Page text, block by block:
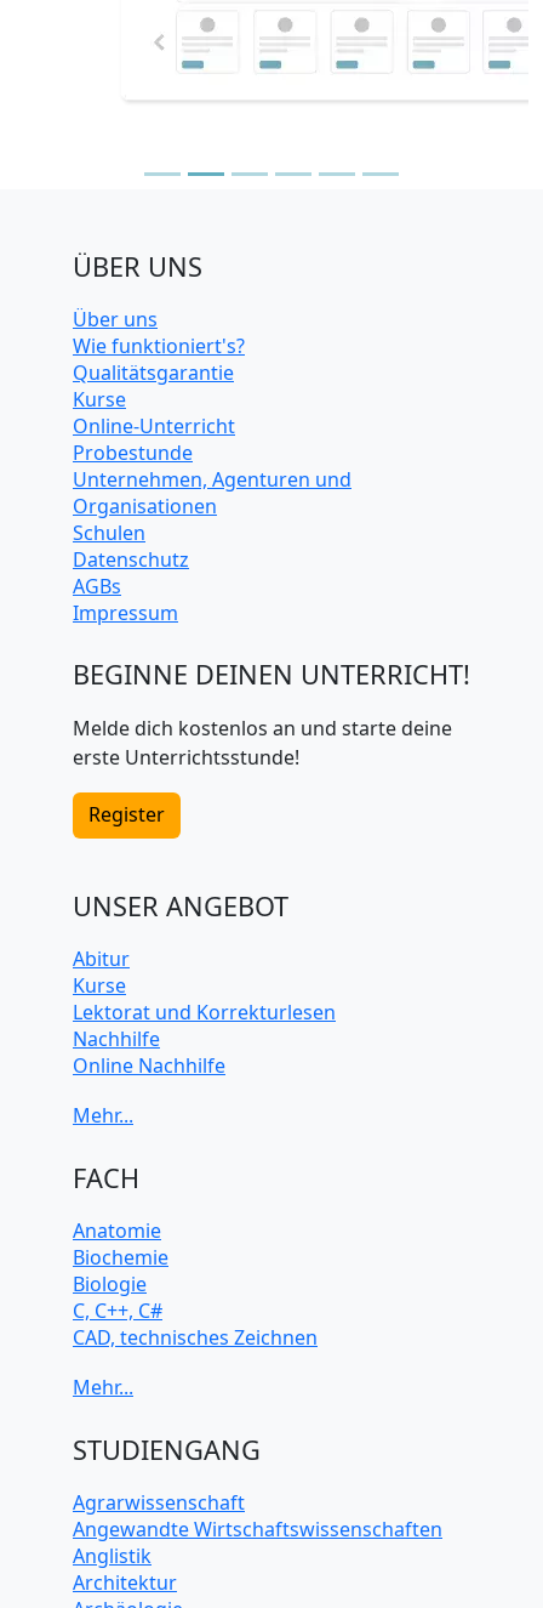
ÜBER UNS
Über uns
Wie funktioniert's?
Qualitätsgarantie
Kurse
Online-Unterricht
Probestunde
Unternehmen, Agenturen und
Organisationen
Schulen
Datenschutz
AGBs
Impressum
BEGINNE DEINEN UNTERRICHT!
Melde dich kostenlos an und starte deine
erste Unterrichtsstunde!
Register
UNSER ANGEBOT
Abitur
Kurse
Lektorat und Korrekturlesen
Nachhilfe
Online Nachhilfe
FACH
Anatomie
Biochemie
Biologie
C, C++, C#
CAD, technisches Zeichnen
Computerarchitektur
Elektrotechnik
Java
JavaScript
Künstliche Intelligenz
Latein
STUDIENGANG
Agrarwissenschaft
Angewandte Wirtschaftswissenschaften
Anglistik
Architektur